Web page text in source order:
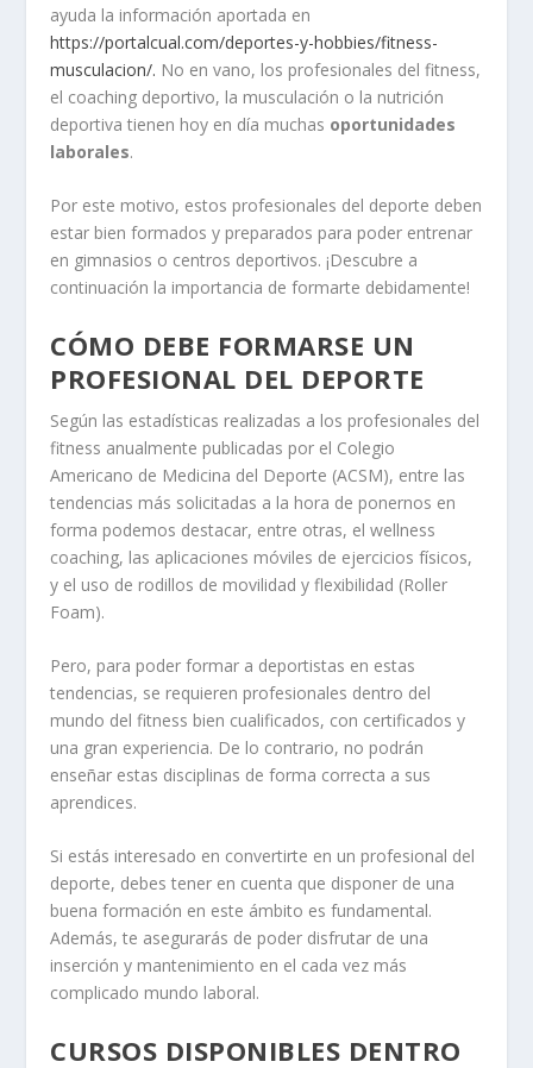
ayuda la información aportada en
https://portalcual.com/deportes-y-hobbies/fitness-
musculacion/. No en vano, los profesionales del fitness,
el coaching deportivo, la musculación o la nutrición
deportiva tienen hoy en día muchas oportunidades
laborales.
Por este motivo, estos profesionales del deporte deben
estar bien formados y preparados para poder entrenar
en gimnasios o centros deportivos. ¡Descubre a
continuación la importancia de formarte debidamente!
CÓMO DEBE FORMARSE UN
PROFESIONAL DEL DEPORTE
Según las estadísticas realizadas a los profesionales del
fitness anualmente publicadas por el Colegio
Americano de Medicina del Deporte (ACSM), entre las
tendencias más solicitadas a la hora de ponernos en
forma podemos destacar, entre otras, el wellness
coaching, las aplicaciones móviles de ejercicios físicos,
y el uso de rodillos de movilidad y flexibilidad (Roller
Foam).
Pero, para poder formar a deportistas en estas
tendencias, se requieren profesionales dentro del
mundo del fitness bien cualificados, con certificados y
una gran experiencia. De lo contrario, no podrán
enseñar estas disciplinas de forma correcta a sus
aprendices.
Si estás interesado en convertirte en un profesional del
deporte, debes tener en cuenta que disponer de una
buena formación en este ámbito es fundamental.
Además, te asegurarás de poder disfrutar de una
inserción y mantenimiento en el cada vez más
complicado mundo laboral.
CURSOS DISPONIBLES DENTRO